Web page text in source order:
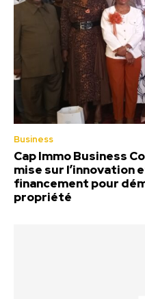
Business
Cap Immo Business
mise sur l’innovation
financement pour
propriété